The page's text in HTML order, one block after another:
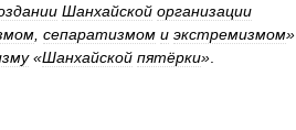
Шанхайской организации
сепаратизмом и экстремизмом»
«Шанхайской пятёрки»